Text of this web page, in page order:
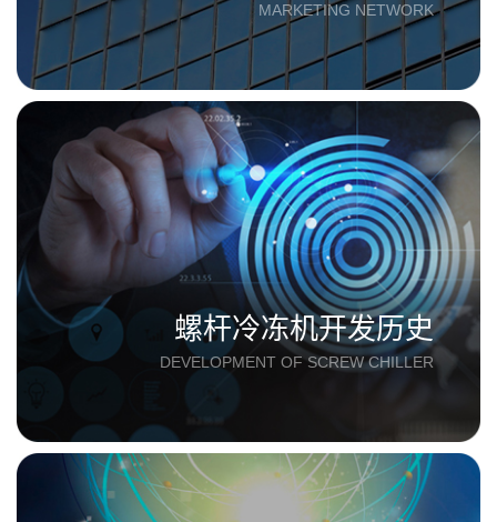
MARKETING NETWORK
螺杆冷冻机开发历史
DEVELOPMENT OF SCREW CHILLER